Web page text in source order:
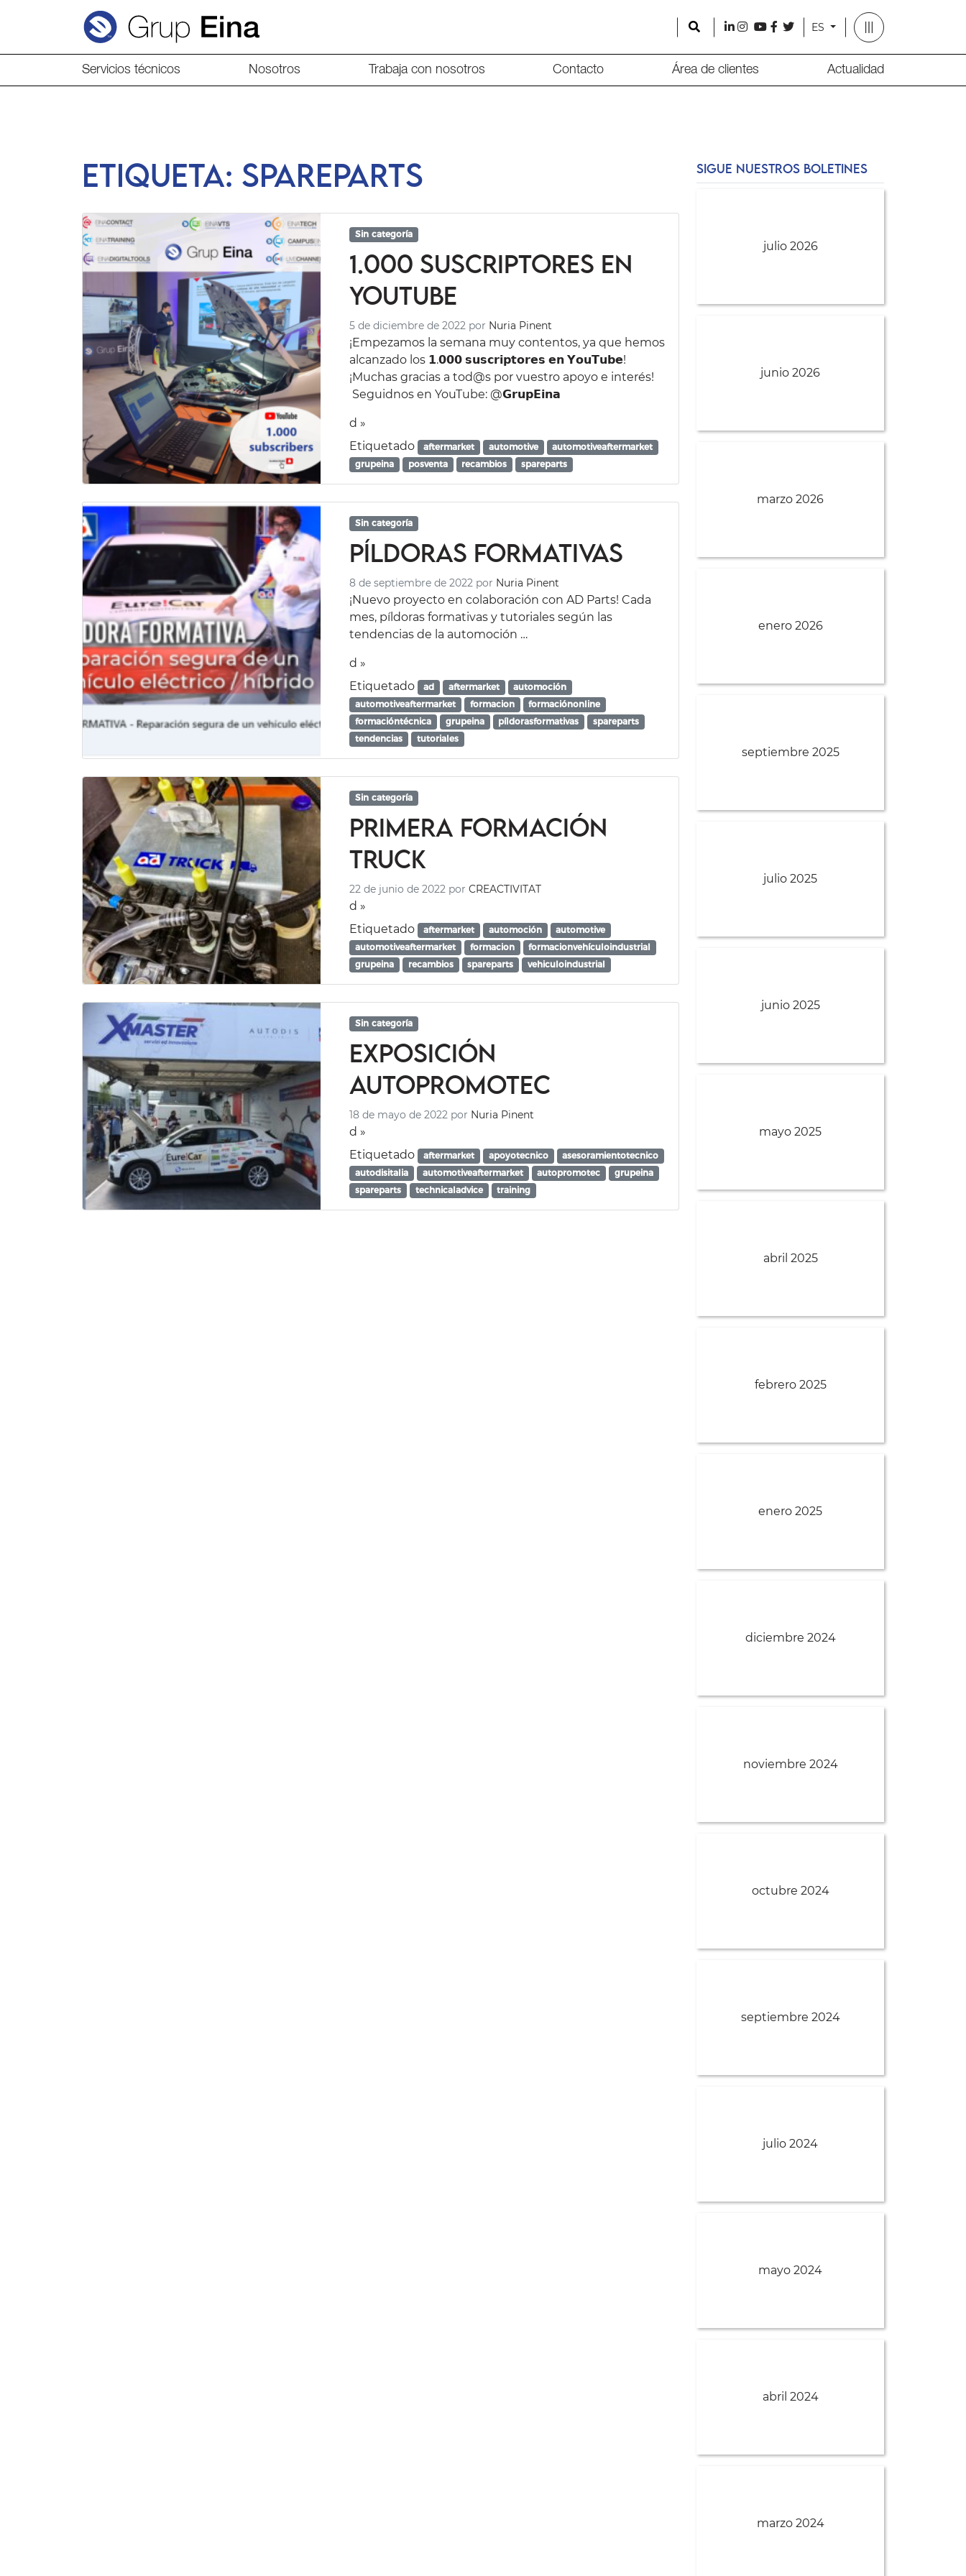
Search
l i y f t ES
Servicios técnicos Nosotros Trabaja con nosotros Contacto Área de clientes Actualidad
Etiqueta: spareparts
Sin categoría
1.000 suscriptores en
YouTube
5 de diciembre de 2022 por Nuria Pinent
¡Empezamos la semana muy contentos, ya que hemos
alcanzado los 𝟭.𝟬𝟬𝟬 𝘀𝘂𝘀𝗰𝗿𝗶𝗽𝘁𝗼𝗿𝗲𝘀 𝗲𝗻 𝗬𝗼𝘂𝗧𝘂𝗯𝗲!
¡Muchas gracias a tod@s por vuestro apoyo e interés!
Seguidnos en YouTube: @𝗚𝗿𝘂𝗽𝗘𝗶𝗻𝗮
d »
Etiquetado aftermarket automotive
automotiveaftermarket
grupeina
posventa recambios spareparts
Sin categoría
Píldoras formativas
8 de septiembre de 2022 por Nuria Pinent
¡Nuevo proyecto en colaboración con AD Parts! Cada
mes, píldoras formativas y tutoriales según las
tendencias de la automoción …
d »
Etiquetado ad aftermarket
automoción
automotiveaftermarket
formacion
formaciónonline
formacióntécnica
grupeina píldorasformativas
spareparts
tendencias
tutoriales
Sin categoría
Primera formación
TRUCK
22 de junio de 2022 porCREACTIVITAT
d »
Etiquetado aftermarket automoción
automotive
automotiveaftermarket
formacion
formacionvehículoindustrial
grupeina
recambios spareparts vehiculoindustrial
Sin categoría
Exposición
Autopromotec
18 de mayo de 2022 por Nuria Pinent
d »
Etiquetado aftermarket apoyotecnico
asesoramientotecnico
autodisitalia
automotiveaftermarket autopromotec
grupeina
spareparts
technicaladvice training
SIGUE NUESTROS BOLETINES
julio 2026
junio 2026
marzo 2026
enero 2026
septiembre 2025
julio 2025
junio 2025
mayo 2025
abril 2025
febrero 2025
enero 2025
diciembre 2024
noviembre 2024
octubre 2024
septiembre 2024
julio 2024
mayo 2024
abril 2024
marzo 2024